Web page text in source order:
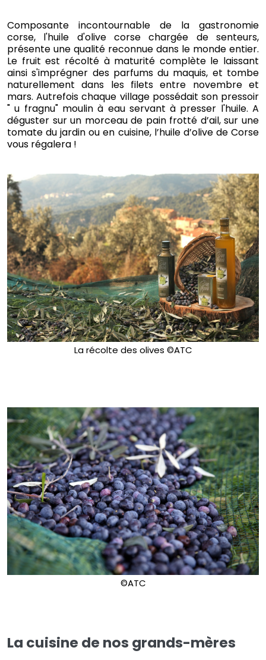
Composante incontournable de la gastronomie
corse, l'huile d'olive corse chargée de senteurs,
présente une qualité reconnue dans le monde entier.
Le fruit est récolté à maturité complète le laissant
ainsi s'imprégner des parfums du maquis, et tombe
naturellement dans les filets entre novembre et
mars. Autrefois chaque village possédait son pressoir
" u fragnu" moulin à eau servant à presser l'huile. A
déguster sur un morceau de pain frotté d’ail, sur une
tomate du jardin ou en cuisine, l’huile d’olive de Corse
vous régalera !
La récolte des olives ©ATC
©ATC
La cuisine de nos grands-mères